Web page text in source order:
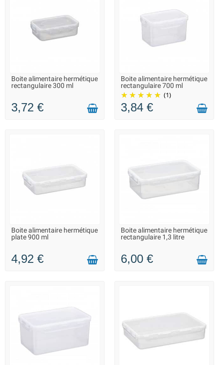
LIVRAISON 2 À 3 JOURS
Boite alimentaire hermétique
rectangulaire 300 ml
3,72 €
LIVRAISON 2 À 3 JOURS
Boite alimentaire hermétique
rectangulaire 700 ml
(1)
3,84 €
LIVRAISON 2 À 3 JOURS
Boite alimentaire hermétique
plate 900 ml
4,92 €
LIVRAISON 2 À 3 JOURS
Boite alimentaire hermétique
rectangulaire 1,3 litre
6,00 €